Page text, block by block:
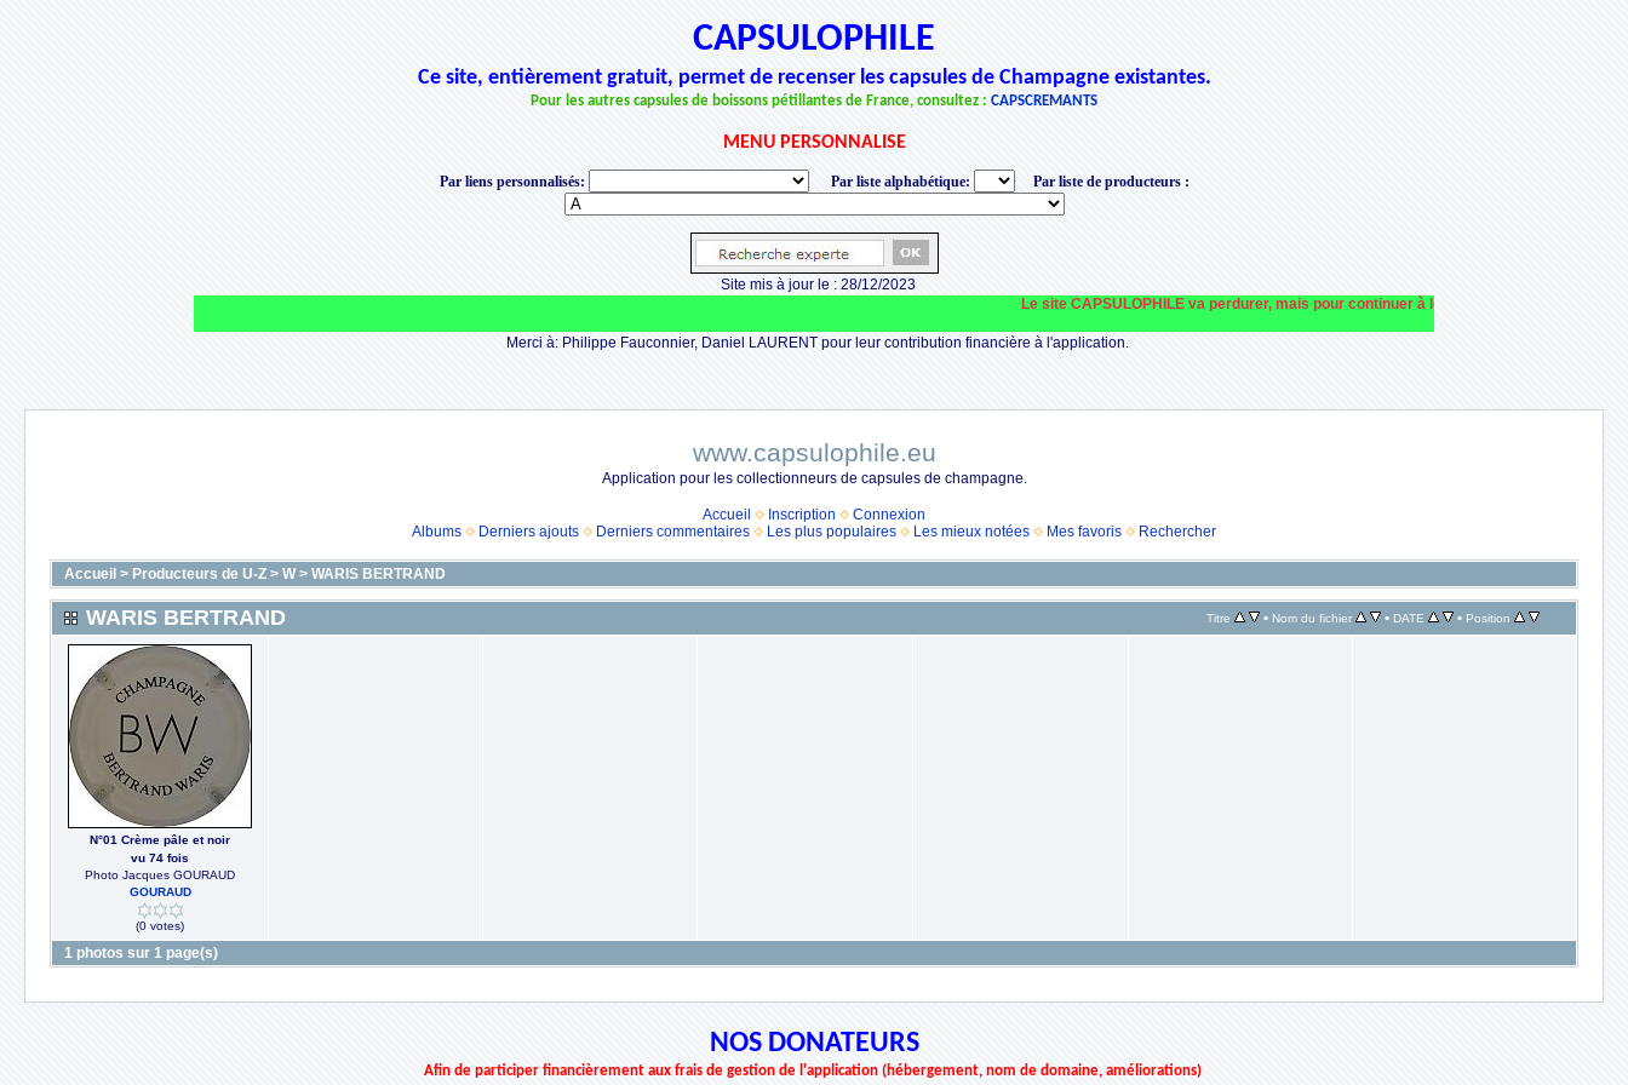
CAPSULOPHILE
Ce site, entièrement gratuit, permet de recenser les capsules de Champagne existantes.
Pour les autres capsules de boissons pétillantes de France, consultez : CAPSCREMANTS
MENU PERSONNALISE
Par liens personnalisés: Par liste alphabétique: Par liste de producteurs :
Site mis à jour le : 28/12/2023
Le site CAPSULOPHILE va perdurer, mais pour continuer à le faire fonctionner et le
Merci à: Philippe Fauconnier, Daniel LAURENT pour leur contribution financière à l'application.
www.capsulophile.eu
Application pour les collectionneurs de capsules de champagne.
Accueil Inscription
Connexion
Albums
Derniers ajouts Derniers commentaires Les plus populaires Les mieux notées Mes favoris Rechercher
Accueil > Producteurs de U-Z > W > WARIS BERTRAND
WARIS BERTRAND Titre • Nom du fichier • DATE • Position
N°01 Crème pâle et noir
vu 74 fois
Photo Jacques GOURAUD
GOURAUD
(0 votes)
1 photos sur 1 page(s)
NOS DONATEURS
Afin de participer financièrement aux frais de gestion de l'application (hébergement, nom de domaine, améliorations)